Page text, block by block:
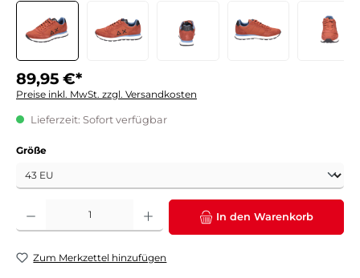
89,95 €*
Preise inkl. MwSt. zzgl. Versandkosten
Lieferzeit: Sofort verfügbar
Größeauswählen
Produkt Anzahl: Gib den gewünschten Wert ein oder benutze die Schaltflächen um
In den Warenkorb
Zum Merkzettel hinzufügen